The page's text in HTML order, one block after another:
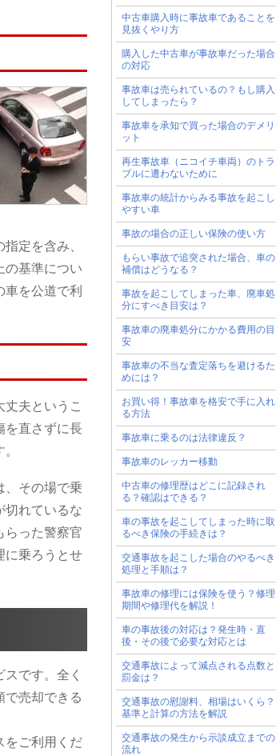
定を含み、
の基準につい
を公道で利
夫というこ
を直さずに長
、その場で乗
切れているな
らった警察官
に乗ろうとせ
です。全く
で売却できる
をご利用くだ
中古車購入時に事故車であることを
見抜くやり方
購入した中古車が事故車だった場合
の対応
事故車は売られているの？もし購入
してしまったら？
事故車を承知で買った場合のデメリ
ット
再生事故車（ニコイチ車両）のトラ
ブルに遭わないために
事故車の統計からみる事故を起こし
やすい車
事故の場合の正しい保険の使い方
もらい事故で追突された場合、車の
補償はどうなる？
事故を起こしてしまった車、廃車処
分にすべき目安は？
事故車の廃車処分にかかる費用の目
安
事故車の不当な査定落ちを避けるた
めには？
お買い得！事故車を格安で手に入れ
る方法
事故車に乗るのは法律違反？
事故車のレッカー移動
中古車の修理歴はどこに記録され
る？確認はできる？
車の事故を起こしてしまった時に取
るべき保険の手続きは？
交通事故を起こした場合のやるべき
処理と手順は？
事故車の修理には保険を使う？修理
期間や修理代を解説！
車の事故後の対応は？発生時・直
後・その後で必要な対応とは
交通事故によって減点される点数と
罰金は？
交通事故の慰謝料、相場はいくら？
基準と計算の方法を解説
交通事故の発生から示談成立までの
流れ